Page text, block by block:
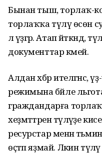
Бынан тыш, торлаҡ-
торлаҡҡа түләү өсөн
лә үҙгәрә. Атап әйткәндә,
документтар кәмей.
Алдан хәбәр ителгәнсә,
режимына бәйле
граждандарға
хеҙмәттәренә түләүҙе
ресурстар менән
өҫтәп яҙмай. Ләкин